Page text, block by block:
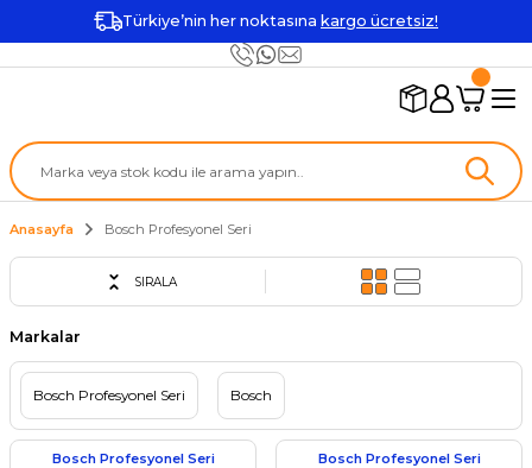
Türkiye’nin her noktasına kargo ücretsiz!
Anasayfa Bosch Profesyonel Seri
SIRALA
Markalar
Bosch Profesyonel Seri Bosch
Bosch Profesyonel Seri
Bosch Profesyonel Seri